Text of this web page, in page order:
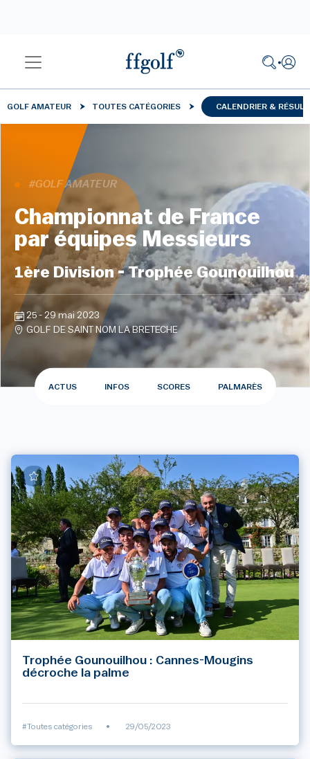
GOLF AMATEUR TOUTES CATÉGORIES CALENDRIER &
#GOLF AMATEUR
Championnat de France
par équipes Messieurs
1ère Division - Trophée Gounouilhou
25 - 29 mai 2023
GOLF DE SAINT NOM LA BRETECHE
ACTUS INFOS SCORES PALMARÈS
Trophée Gounouilhou : Cannes-Mougins
décroche la palme
#Toutes catégories • 29/05/2023